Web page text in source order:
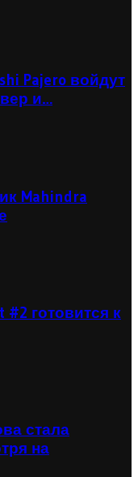
Pajero войдут
и…
Mahindra
#2 готовится к
стала
на